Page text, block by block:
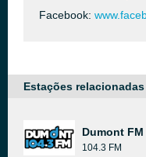
Facebook:
Estações relacionadas
Dumont
104.3 FM